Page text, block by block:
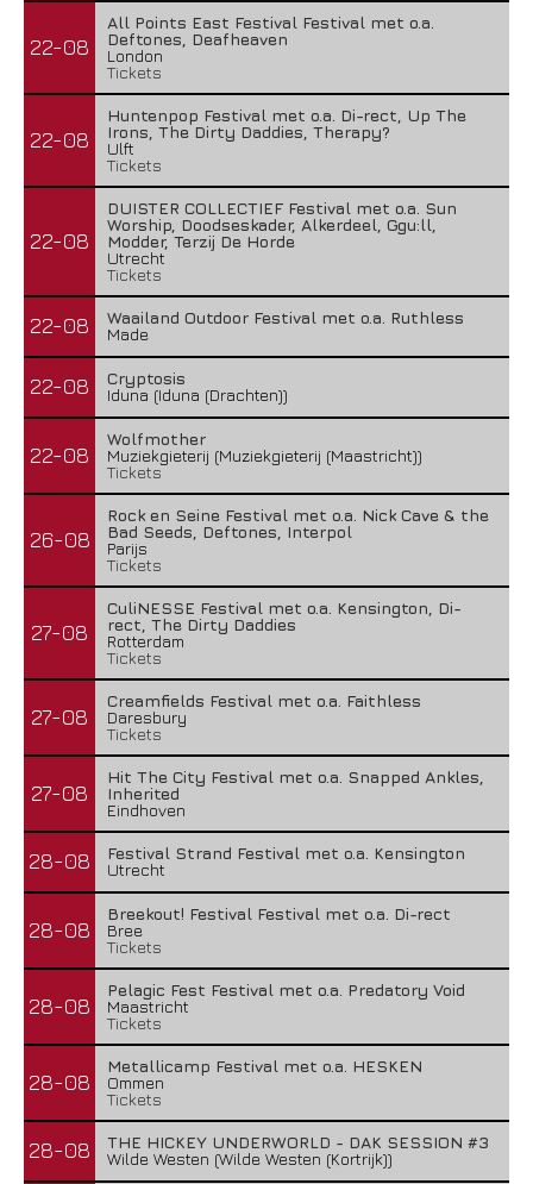
22-08
All Points East Festival Festival met o.a.
Deftones, Deafheaven
London
Tickets
22-08
Huntenpop Festival met o.a. Di-rect, Up The
Irons, The Dirty Daddies, Therapy?
Ulft
Tickets
22-08
DUISTER COLLECTIEF Festival met o.a. Sun
Worship, Doodseskader, Alkerdeel, Ggu:ll,
Modder, Terzij De Horde
Utrecht
Tickets
22-08
Waailand Outdoor Festival met o.a. Ruthless
Made
22-08
Cryptosis
Iduna (Iduna (Drachten))
22-08
Wolfmother
Muziekgieterij (Muziekgieterij (Maastricht))
Tickets
26-08
Rock en Seine Festival met o.a. Nick Cave & the
Bad Seeds, Deftones, Interpol
Parijs
Tickets
27-08
CuliNESSE Festival met o.a. Kensington, Di-
rect, The Dirty Daddies
Rotterdam
Tickets
27-08
Creamfields Festival met o.a. Faithless
Daresbury
Tickets
27-08
Hit The City Festival met o.a. Snapped Ankles,
Inherited
Eindhoven
28-08
Festival Strand Festival met o.a. Kensington
Utrecht
28-08
Breekout! Festival Festival met o.a. Di-rect
Bree
Tickets
28-08
Pelagic Fest Festival met o.a. Predatory Void
Maastricht
Tickets
28-08
Metallicamp Festival met o.a. HESKEN
Ommen
Tickets
28-08
THE HICKEY UNDERWORLD - DAK SESSION #3
Wilde Westen (Wilde Westen (Kortrijk))